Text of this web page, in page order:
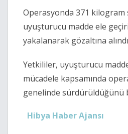
Operasyonda 371
uyuşturucu madde ele
yakalanarak gözaltına
Yetkililer, uyuşturucu
mücadele kapsamında
genelinde sürdürüldüğünü
Hibya Haber Ajansı